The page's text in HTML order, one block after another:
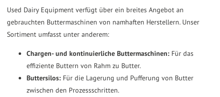
swipe
gestures.
Used Dairy Equipment verfügt über ein breites Angebot an
gebrauchten Buttermaschinen von namhaften Herstellern. Unser
Sortiment umfasst unter anderem:
Chargen- und kontinuierliche Buttermaschinen: Für das
effiziente Buttern von Rahm zu Butter.
Buttersilos: Für die Lagerung und Pufferung von Butter
zwischen den Prozessschritten.